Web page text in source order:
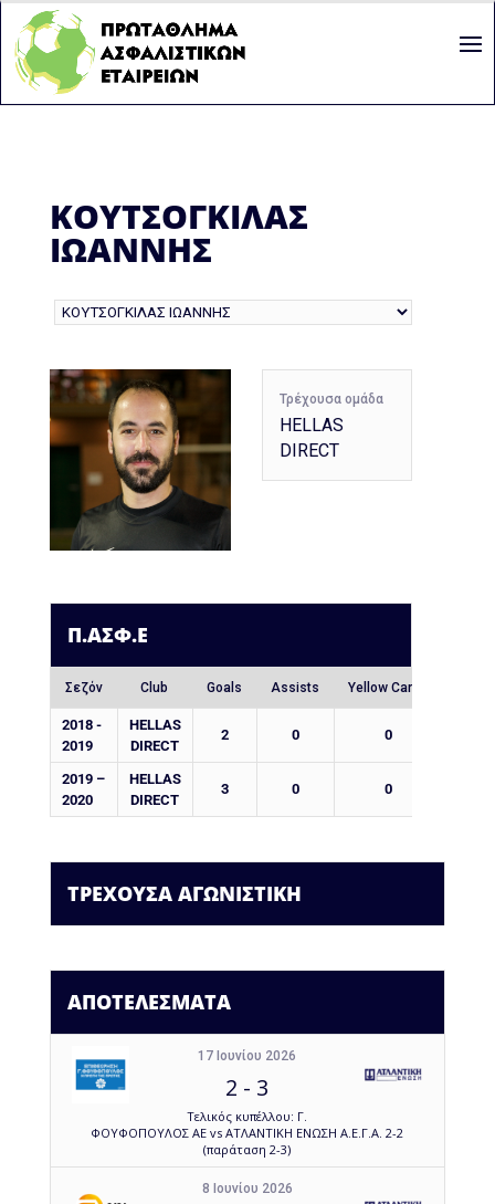
ΚΟΥΤΣΟΓΚΙΛΑΣ
ΙΩΑΝΝΗΣ
Τρέχουσα ομάδα
HELLAS
DIRECT
Π.ΑΣΦ.Ε
Σεζόν Club Goals Assists Yellow Cards
2018 -
2019
HELLAS
DIRECT
2 0 0
2019 –
2020
HELLAS
DIRECT
3 0 0
ΤΡΕΧΟΥΣΑ ΑΓΩΝΙΣΤΙΚΗ
ΑΠΟΤΕΛΕΣΜΑΤΑ
17 Ιουνίου 2026
2 - 3
Τελικός κυπέλλου: Γ.
ΦΟΥΦΟΠΟΥΛΟΣ ΑΕ vs ΑΤΛΑΝΤΙΚΗ ΕΝΩΣΗ Α.Ε.Γ.Α. 2-2
(παράταση 2-3)
8 Ιουνίου 2026